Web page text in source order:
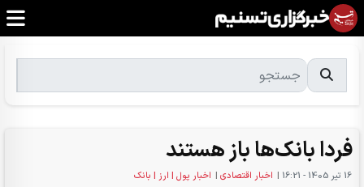
فردا بانک‌ها باز هستند
16 تير 1405 - 16:21 | اخبار اقتصادی | اخبار پول | ارز | بانک